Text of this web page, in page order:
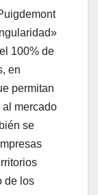
100% de
en
permitan
al mercado
se
de los